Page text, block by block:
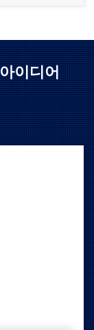
이디어